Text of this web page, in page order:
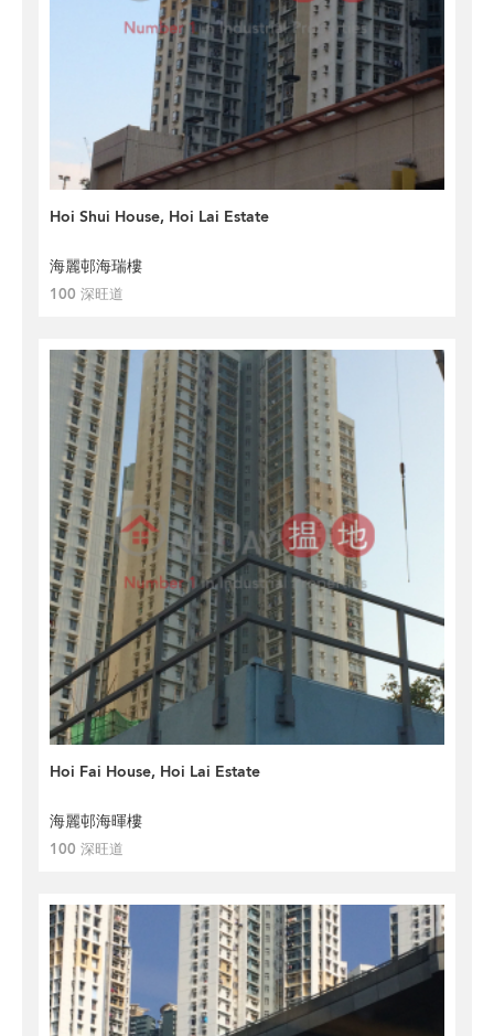
Hoi Shui House, Hoi Lai Estate
海麗邨海瑞樓
100 深旺道
Hoi Fai House, Hoi Lai Estate
海麗邨海暉樓
100 深旺道